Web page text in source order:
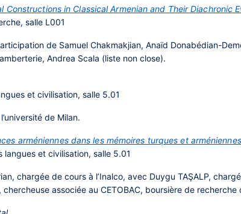
in Classical Armenian and Their Diachronic
salle L001
de Samuel Chakmakjian, Anaïd Donabédian-
Andrea Scala (liste non close).
et civilisation, salle 5.01
de Milan.
arméniennes dans les mémoires turques et arméniennes
et civilisation, salle 5.01
chargée de cours à l’Inalco, avec Duygu TAŞALP,
associée au CETOBAC, boursière de